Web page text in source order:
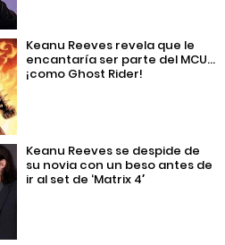
Keanu Reeves revela que le
encantaría ser parte del MCU…
¡como Ghost Rider!
Keanu Reeves se despide de
su novia con un beso antes de
ir al set de ‘Matrix 4′